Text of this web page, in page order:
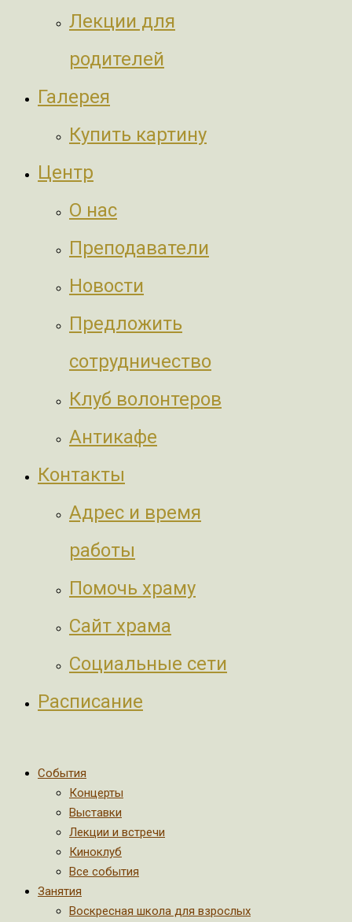
Лекции для
родителей
Галерея
Купить картину
Центр
О нас
Преподаватели
Новости
Предложить
сотрудничество
Клуб волонтеров
Антикафе
Контакты
Адрес и время
работы
Помочь храму
Сайт храма
Социальные сети
Расписание
События
Концерты
Выставки
Лекции и встречи
Киноклуб
Все события
Занятия
Воскресная школа для взрослых